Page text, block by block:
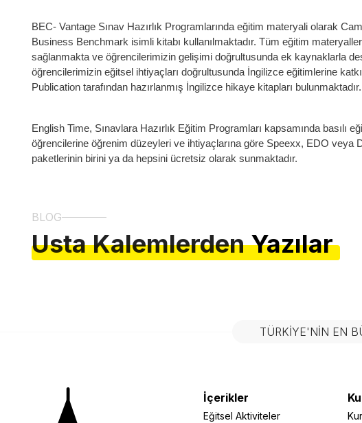
BEC- Vantage Sınav Hazırlık Programlarında eğitim materyali olarak
Business Benchmark isimli kitabı kullanılmaktadır. Tüm eğitim
sağlanmakta ve öğrencilerimizin gelişimi doğrultusunda ek kaynaklarla
öğrencilerimizin eğitsel ihtiyaçları doğrultusunda İngilizce eğitimlerine
Publication tarafından hazırlanmış İngilizce hikaye kitapları bulunmaktadır.
English Time, Sınavlara Hazırlık Eğitim Programları kapsamında basılı
öğrencilerine öğrenim düzeyleri ve ihtiyaçlarına göre Speexx, EDO veya
paketlerinin birini ya da hepsini ücretsiz olarak sunmaktadır.
BLOG
Usta Kalemlerden Yazılar
TÜRKIYE'NIN EN
İçerikler
Eğitsel Aktiviteler